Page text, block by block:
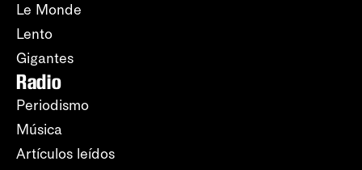
Le Monde
Lento
Gigantes
Radio
Periodismo
Música
Artículos leídos